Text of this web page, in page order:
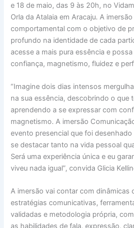
e 18 de maio, das 9 às 20h, no
Orla da Atalaia em Aracaju. A
comportamental com o objetivo de
profundo na identidade de cada
acesse a mais pura essência e
confiança, magnetismo, fluidez e
“Imagine dois dias intensos
na sua essência, descobrindo o que
aprendendo a se expressar com
magnetismo. A imersão
evento presencial que foi
se destacar tanto na vida pessoal
Será uma experiência única e eu
viveu nada igual”, convida Glicia
A imersão vai contar com dinâmicas
estratégias comunicativas,
validadas e metodologia própria,
as habilidades de fala, expressão,